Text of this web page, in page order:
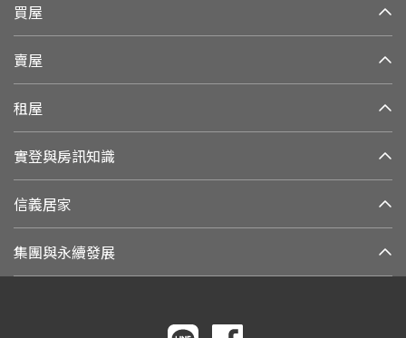
買屋
賣屋
租屋
實登與房訊知識
信義居家
集團與永續發展